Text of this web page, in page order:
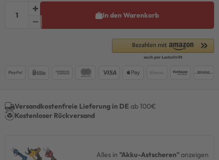
In den Warenkorb
Versandkostenfreie Lieferung in DE ab 100€
Kostenloser Rückversand
Alles in "Akku-Astscheren"anzeigen